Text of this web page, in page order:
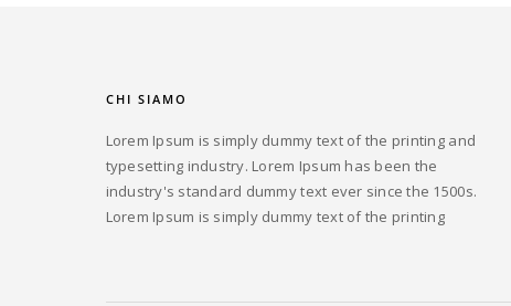
CHI SIAMO
Lorem Ipsum is simply dummy text of the printing and
typesetting industry. Lorem Ipsum has been the
industry's standard dummy text ever since the 1500s.
Lorem Ipsum is simply dummy text of the printing